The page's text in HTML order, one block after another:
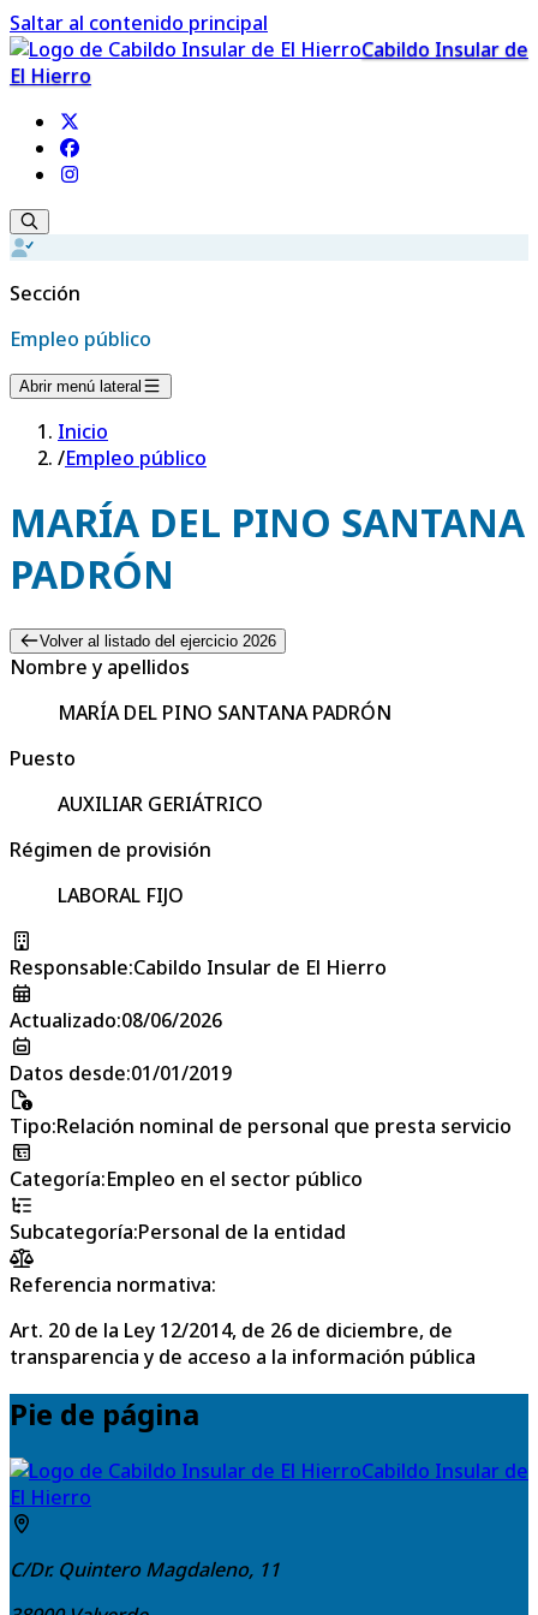
Saltar al contenido principal
Cabildo Insular de
El Hierro
Sección
Empleo público
Abrir menú lateral
Inicio
/Empleo público
MARÍA DEL PINO SANTANA
PADRÓN
Volver al listado del ejercicio 2026
Nombre y apellidos
MARÍA DEL PINO SANTANA PADRÓN
Puesto
AUXILIAR GERIÁTRICO
Régimen de provisión
LABORAL FIJO
Responsable:Cabildo Insular de El Hierro
Actualizado:08/06/2026
Datos desde:01/01/2019
Tipo:Relación nominal de personal que presta servicio
Categoría:Empleo en el sector público
Subcategoría:Personal de la entidad
Referencia normativa:
Art. 20 de la Ley 12/2014, de 26 de diciembre, de
transparencia y de acceso a la información pública
Pie de página
Cabildo Insular de
El Hierro
C/Dr. Quintero Magdaleno, 11